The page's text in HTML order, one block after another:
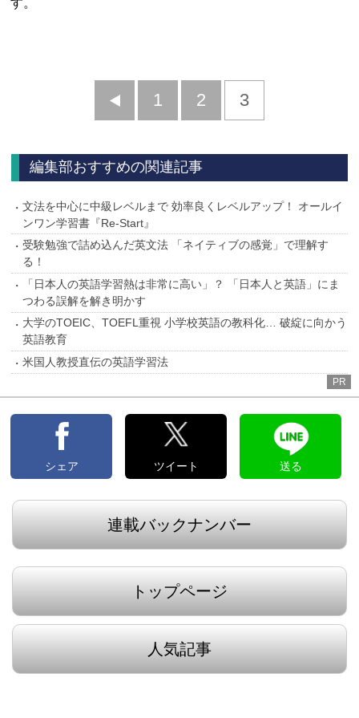
す。
前
1 2 3
編集部おすすめの関連記事
文法を中心に中級レベルまで 効率良くレベルアップ！ オールイ
ンワン学習書『Re-Start』
受験勉強で詰め込んだ英文法 「ネイティブの感覚」で理解す
る！
「日本人の英語学習熱は非常に高い」？ 「日本人と英語」にま
つわる誤解を解き明かす
大学のTOEIC、TOEFL重視 小学校英語の教科化… 破綻に向かう
英語教育
米国人教授直伝の英語学習法
PR
シェア ツイート 送る
連載バックナンバー
トップページ
人気記事